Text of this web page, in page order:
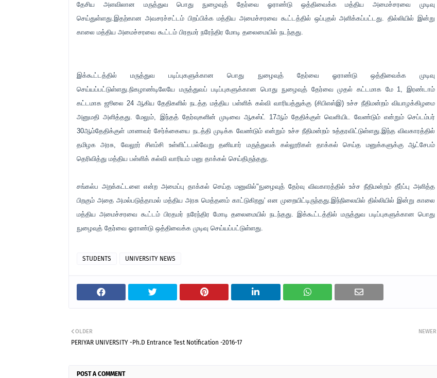
தேசிய அளவிலான மருத்துவ பொது நுழைவுத் தேர்வை ஓராண்டு ஒத்திவைக்க மத்திய அமைச்சரவை முடிவு
செய்துள்ளது.இதற்கான அவசரச்சட்டம் பிறப்பிக்க மத்திய அமைச்சரவை கூட்டத்தில் ஒப்புதல் அளிக்கப்பட்டது. தில்லியில் இன்று
காலை மத்திய அமைச்சரவை கூட்டம் பிரதமர் நரேந்திர மோடி தலைமையில் நடந்தது.
இக்கூட்டத்தில் மருத்துவ படிப்புகளுக்கான பொது நுழைவுத் தேர்வை ஓராண்டு ஒத்திவைக்க முடிவு
செய்யப்பட்டுள்ளது.நிகழாண்டிலேயே மருத்துவப் படிப்புகளுக்கான பொது நுழைவுத் தேர்வை முதல் கட்டமாக மே 1, இரண்டாம்
கட்டமாக ஜூலை 24 ஆகிய தேதிகளில் நடத்த மத்திய பள்ளிக் கல்வி வாரியத்துக்கு (சிபிஎஸ்இ) உச்ச நீதிமன்றம் வியாழக்கிழமை
அனுமதி அளித்தது. மேலும், இந்தத் தேர்வுகளின் முடிவை ஆகஸ்ட் 17ஆம் தேதிக்குள் வெளியிட வேண்டும் என்றும் செப்டம்பர்
30ஆம்தேதிக்குள் மாணவர் சேர்க்கையை நடத்தி முடிக்க வேண்டும் என்றும் உச்ச நீதிமன்றம் உத்தரவிட்டுள்ளது.இந்த விவகாரத்தில்
தமிழக அரசு, வேலூர் சிஎம்சி உள்ளிட்டபல்வேறு தனியார் மருத்துவக் கல்லூரிகள் தாக்கல் செய்த மனுக்களுக்கு ஆட்சேபம்
தெரிவித்து மத்திய பள்ளிக் கல்வி வாரியம் மனு தாக்கல் செய்திருந்தது.
சங்கல்ப அறக்கட்டளை என்ற அமைப்பு தாக்கல் செய்த மனுவில்"நுழைவுத் தேர்வு விவகாரத்தில் உச்ச நீதிமன்றம் தீர்ப்பு அளித்த
பிறகும் அதை அமல்படுத்தாமல் மத்திய அரசு மெத்தனம் காட்டுகிறது' என முறையிட்டிருந்தது.இந்நிலையில் தில்லியில் இன்று காலை
மத்திய அமைச்சரவை கூட்டம் பிரதமர் நரேந்திர மோடி தலைமையில் நடந்தது. இக்கூட்டத்தில் மருத்துவ படிப்புகளுக்கான பொது
நுழைவுத் தேர்வை ஓராண்டு ஒத்திவைக்க முடிவு செய்யப்பட்டுள்ளது.
STUDENTS UNIVERSITY NEWS
NEWER
OLDER
PERIYAR UNIVERSITY -Ph.D Entrance Test Notification -2016-17
POST A COMMENT